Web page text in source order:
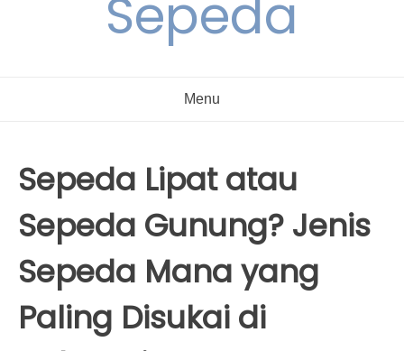
Sepeda
Menu
Sepeda Lipat atau
Sepeda Gunung? Jenis
Sepeda Mana yang
Paling Disukai di